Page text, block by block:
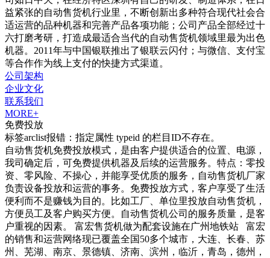
益紧张的自动售货机行业里，不断创新出多种符合现代社会合
适运营的品种机器和完善产品各项功能；公司产品全部经过十
六打磨考研，打造成最适合当代的自动售货机领域里最为出色
机器。2011年与中国银联推出了银联云闪付；与微信、支付宝
等合作作为线上支付的快捷方式渠道。
公司架构
企业文化
联系我们
MORE+
免费投放
标签arclist报错：指定属性 typeid 的栏目ID不存在。
自动售货机免费投放模式，是由客户提供适合的位置、电源，
我司确定后，可免费提供机器及后续的运营服务。特点：零投
资、零风险、不操心，并能享受优质的服务，自动售货机厂家
负责设备投放和运营的事务。免费投放方式，客户享受了生活
便利而不是赚钱为目的。比如工厂、单位里投放自动售货机，
方便员工及客户购买方便。自动售货机公司的服务质量，是客
户重视的因素。 富宏售货机做为配套设施在广州地铁站 富宏
的销售和运营网络现已覆盖全国50多个城市，大连、长春、苏
州、芜湖、南京、景德镇、济南、滨州，临沂，青岛，德州，